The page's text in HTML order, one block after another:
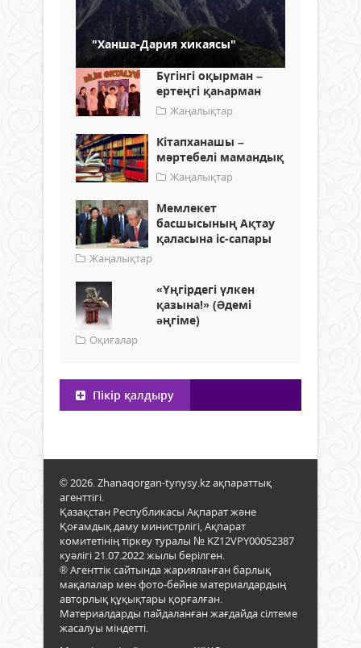
"Ханша-Дария хикаясы"
Бүгінгі оқырман –
ертеңгі қаһарман
Жаңалықтар
Кітапханашы –
мәртебелі мамандық
Жаңалықтар
Мемлекет
басшысының Ақтау
қаласына іс-сапары
Жаңалықтар
«Үңгірдегі үлкен
қазына!» (Əдемі
əңгіме)
Оқиғалар
Пікір қалдыру
© 2026. Zhanaqorgan-tynysy.kz ақпараттық
агенттігі.
Қазақстан Республикасы Ақпарат және
Қоғамдық даму министрлігі, Ақпарат
комитетінің тіркеу туралы № KZ12VPY00052387
куәлігі 21.07.2022 жылы берілген.
® Агенттік сайтында жарияланған барлық
мақалалар мен фото-бейне материалдардың
авторлық құқықтары қорғалған.
Материалдарды пайдаланған жағдайда сілтеме
жасалуы міндетті.